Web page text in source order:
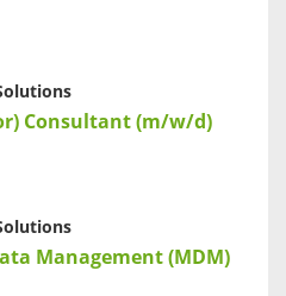
Consultant (m/w/d)
Management (MDM)